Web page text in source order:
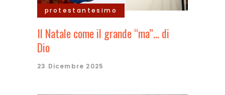
protestantesimo
Il Natale come il grande “ma”… di
Dio
23 Dicembre 2025